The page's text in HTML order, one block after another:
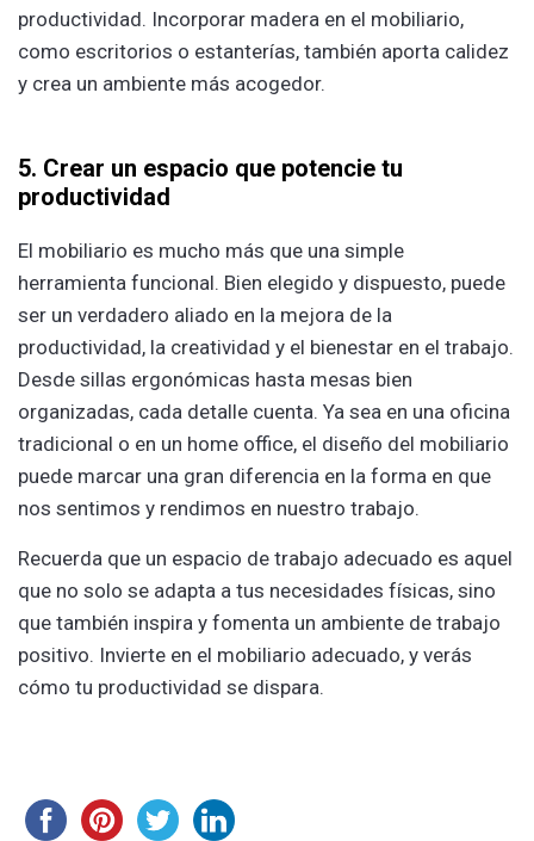
productividad. Incorporar madera en el mobiliario,
como escritorios o estanterías, también aporta calidez
y crea un ambiente más acogedor.
5. Crear un espacio que potencie tu
productividad
El mobiliario es mucho más que una simple
herramienta funcional. Bien elegido y dispuesto, puede
ser un verdadero aliado en la mejora de la
productividad, la creatividad y el bienestar en el trabajo.
Desde sillas ergonómicas hasta mesas bien
organizadas, cada detalle cuenta. Ya sea en una oficina
tradicional o en un home office, el diseño del mobiliario
puede marcar una gran diferencia en la forma en que
nos sentimos y rendimos en nuestro trabajo.
Recuerda que un espacio de trabajo adecuado es aquel
que no solo se adapta a tus necesidades físicas, sino
que también inspira y fomenta un ambiente de trabajo
positivo. Invierte en el mobiliario adecuado, y verás
cómo tu productividad se dispara.